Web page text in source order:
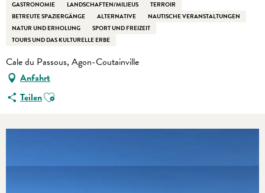
GASTRONOMIE LANDSCHAFTEN/MILIEUS
TERROIR
BETREUTE SPAZIERGÄNGE
ALTERNATIVE
NAUTISCHE VERANSTALTUNGEN
NATUR UND ERHOLUNG
SPORT UND FREIZEIT
TOURS UND DAS KULTURELLE ERBE
Cale du Passous, Agon-Coutainville
Anfahrt
TeilenAjouter aux favoris